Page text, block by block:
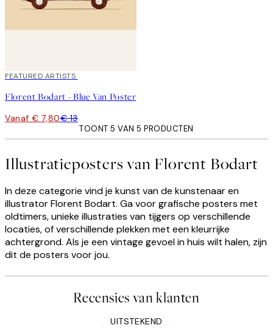
40%*
FEATURED ARTISTS
Florent Bodart - Blue Van Poster
Vanaf € 7,80€ 13
TOONT 5 VAN 5 PRODUCTEN
Illustratieposters van Florent Bodart
In deze categorie vind je kunst van de kunstenaar en
illustrator Florent Bodart. Ga voor grafische posters met
oldtimers, unieke illustraties van tijgers op verschillende
locaties, of verschillende plekken met een kleurrijke
achtergrond. Als je een vintage gevoel in huis wilt halen, zijn
dit de posters voor jou.
Recensies van klanten
UITSTEKEND